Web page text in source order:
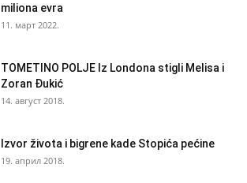
miliona evra
11. март 2022.
TOMETINO POLJE Iz Londona stigli Melisa i
Zoran Đukić
14. август 2018.
Izvor života i bigrene kade Stopića pećine
19. април 2018.